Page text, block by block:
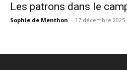
Les patrons dans le
Sophie de Menthon - 17 décembre 2025